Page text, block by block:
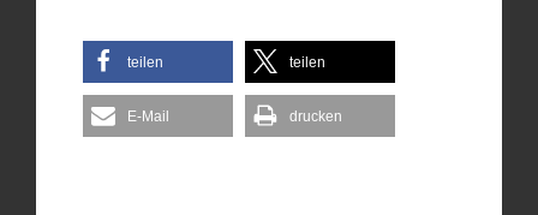
teilen teilen
E-Mail drucken